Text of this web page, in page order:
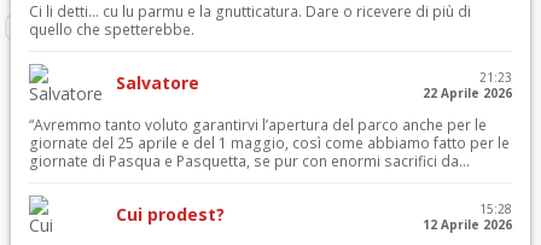
Ci li detti… cu lu parmu e la gnutticatura. Dare o ricevere di più di
quello che spetterebbe.
Salvatore
21:23
22 Aprile 2026
“Avremmo tanto voluto garantirvi l’apertura del parco anche per le
giornate del 25 aprile e del 1 maggio, così come abbiamo fatto per le
giornate di Pasqua e Pasquetta, se pur con enormi sacrifici da...
Cui prodest?
15:28
12 Aprile 2026